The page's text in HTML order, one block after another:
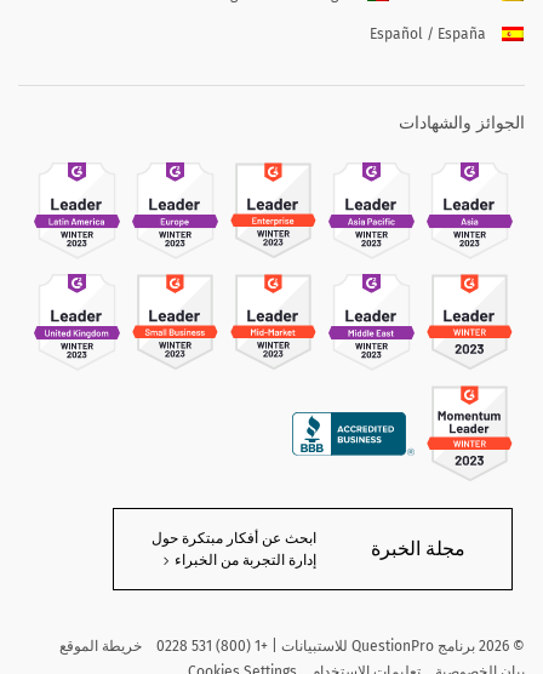
Español / España
الجوائز والشهادات
مجلة الخبرة
ابحث عن أفكار مبتكرة حول
إدارة التجربة من الخبراء
©
2026 برنامج QuestionPro للاستبيانات | +1 (800) 531 0228
خريطة الموقع